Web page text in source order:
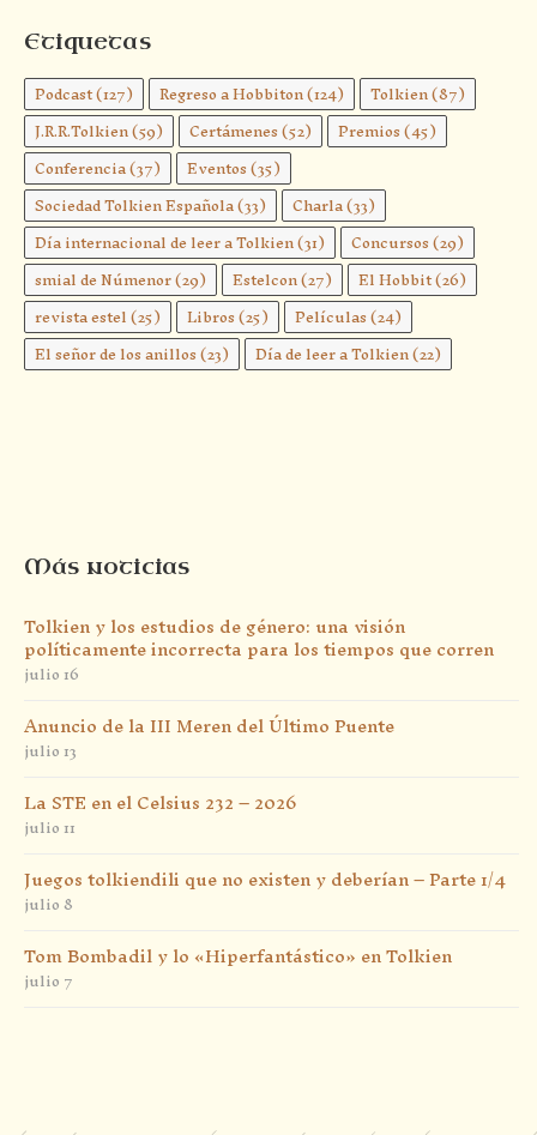
Etiquetas
Podcast(127) Regreso a Hobbiton(124) Tolkien(87)
J.R.R.Tolkien(59) Certámenes(52) Premios(45)
Conferencia(37) Eventos(35)
Sociedad Tolkien Española(33) Charla(33)
Día internacional de leer a Tolkien(31) Concursos(29)
smial de Númenor(29) Estelcon(27) El Hobbit(26)
revista estel(25) Libros(25) Películas(24)
El señor de los anillos(23) Día de leer a Tolkien(22)
Más noticias
Tolkien y los estudios de género: una visión
políticamente incorrecta para los tiempos que corren
julio 16
Anuncio de la III Meren del Último Puente
julio 13
La STE en el Celsius 232 – 2026
julio 11
Juegos tolkiendili que no existen y deberían – Parte 1/4
julio 8
Tom Bombadil y lo «Hiperfantástico» en Tolkien
julio 7